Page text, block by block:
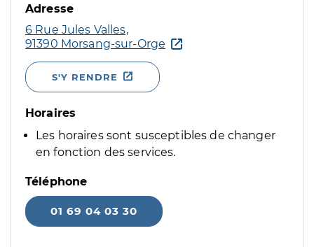
Adresse
6 Rue Jules Valles,
91390 Morsang-sur-Orge
S'Y RENDRE
Horaires
Les horaires sont susceptibles de changer
en fonction des services.
Téléphone
01 69 04 03 30